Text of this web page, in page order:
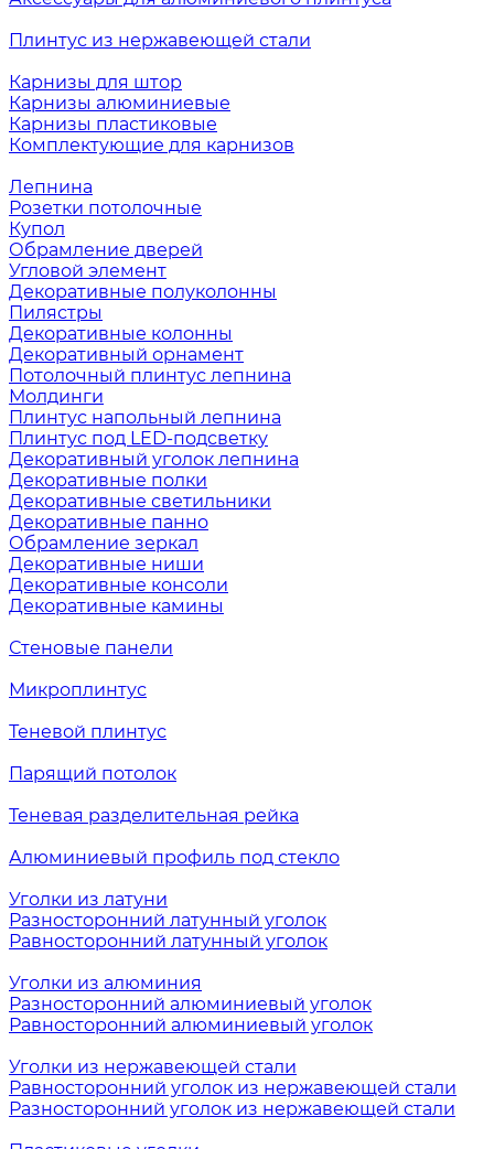
Плинтус из нержавеющей стали
Карнизы для штор
Карнизы алюминиевые
Карнизы пластиковые
Комплектующие для карнизов
Лепнина
Розетки потолочные
Купол
Обрамление дверей
Угловой элемент
Декоративные полуколонны
Пилястры
Декоративные колонны
Декоративный орнамент
Потолочный плинтус лепнина
Молдинги
Плинтус напольный лепнина
Плинтус под LED-подсветку
Декоративный уголок лепнина
Декоративные полки
Декоративные светильники
Декоративные панно
Обрамление зеркал
Декоративные ниши
Декоративные консоли
Декоративные камины
Стеновые панели
Микроплинтус
Теневой плинтус
Парящий потолок
Теневая разделительная рейка
Алюминиевый профиль под стекло
Уголки из латуни
Разносторонний латунный уголок
Равносторонний латунный уголок
Уголки из алюминия
Разносторонний алюминиевый уголок
Равносторонний алюминиевый уголок
Уголки из нержавеющей стали
Равносторонний уголок из нержавеющей стали
Разносторонний уголок из нержавеющей стали